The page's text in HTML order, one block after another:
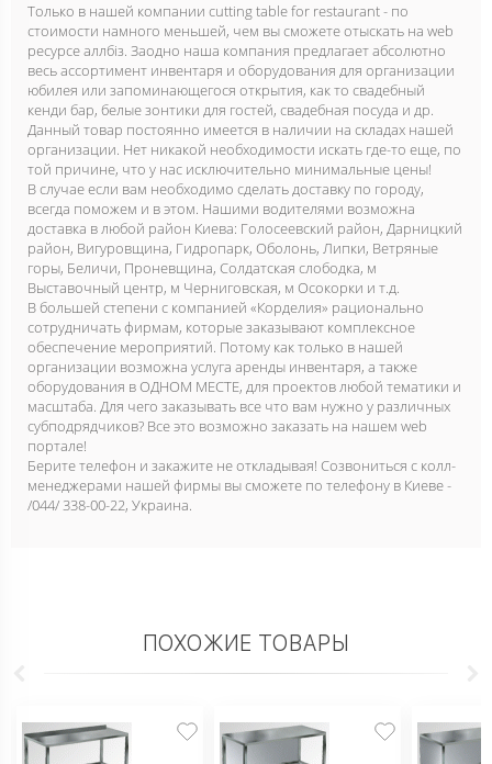
Только в нашей компании cutting table for restaurant - по
стоимости намного меньшей, чем вы сможете отыскать на web
ресурсе аллбіз. Заодно наша компания предлагает абсолютно
весь ассортимент инвентаря и оборудования для организации
юбилея или запоминающегося открытия, как то свадебный
кенди бар, белые зонтики для гостей, свадебная посуда и др.
Данный товар постоянно имеется в наличии на складах нашей
организации. Нет никакой необходимости искать где-то еще, по
той причине, что у нас исключительно минимальные цены!
В случае если вам необходимо сделать доставку по городу,
всегда поможем и в этом. Нашими водителями возможна
доставка в любой район Киева: Голосеевский район, Дарницкий
район, Вигуровщина, Гидропарк, Оболонь, Липки, Ветряные
горы, Беличи, Проневщина, Солдатская слободка, м
Выставочный центр, м Черниговская, м Осокорки и т.д.
В большей степени с компанией «Корделия» рационально
сотрудничать фирмам, которые заказывают комплексное
обеспечение мероприятий. Потому как только в нашей
организации возможна услуга аренды инвентаря, а также
оборудования в ОДНОМ МЕСТЕ, для проектов любой тематики и
масштаба. Для чего заказывать все что вам нужно у различных
субподрядчиков? Все это возможно заказать на нашем web
портале!
Берите телефон и закажите не откладывая! Созвониться с колл-
менеджерами нашей фирмы вы сможете по телефону в Киеве -
/044/ 338-00-22, Украина.
ПОХОЖИЕ ТОВАРЫ